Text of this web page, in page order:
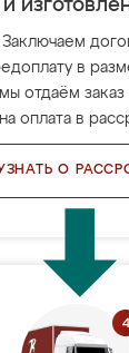
и
Заключаем
в
отдаём
оплата в
О